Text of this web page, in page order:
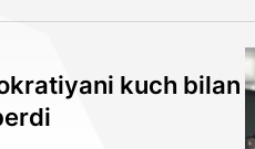
kuch bilan